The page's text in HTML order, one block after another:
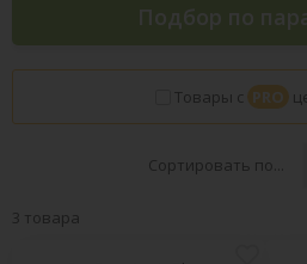
Подбор по
Товары с PRO
Сортировать по...
3 товара